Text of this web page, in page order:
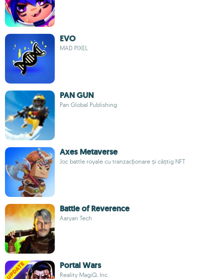
EVO
MAD PIXEL
PAN GUN
Pan Global Publishing
Axes Metaverse
Joc battle royale cu tranzacționare și câștig NFT
Battle of Reverence
Aaryan Tech
Portal Wars
Reality MagiQ, Inc.